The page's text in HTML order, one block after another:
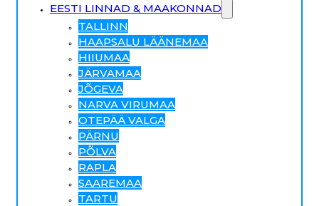
EESTI LINNAD & MAAKONNAD
TALLINN
HAAPSALU LÄÄNEMAA
HIIUMAA
JÄRVAMAA
JÕGEVA
NARVA VIRUMAA
OTEPÄÄ VALGA
PÄRNU
PÕLVA
RAPLA
SAAREMAA
TARTU